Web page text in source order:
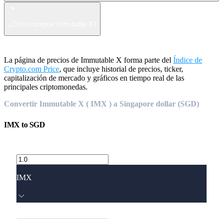
La página de precios de Immutable X forma parte del Índice de
Crypto.com Price, que incluye historial de precios, ticker,
capitalización de mercado y gráficos en tiempo real de las
principales criptomonedas.
Convertir Immutable X ( IMX ) a Singapore dollar (SGD)
IMX toSGD
IMX